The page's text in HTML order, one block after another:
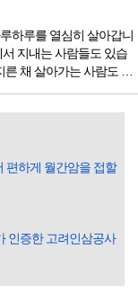
맡았을 때의 긴장감 같
을 만나러 가는 길은 그
좋은 콘텐츠를 고민하던
...
하루를 열심히 살아갑니
지내는 사람들도 있습
채 살아가는 사람도 있
가 시냇물을 흐린다는
합니다. 대부분의 사람
의 사람들이 모두 착
편하게 월간암을 접할
인증한 고려인삼공사